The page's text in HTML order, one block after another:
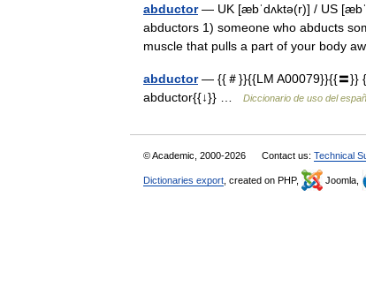
abductor— UK [æbˈdʌktə(r)] / US
abductors 1) someone who abducts
muscle that pulls a part of your body
abductor— {{＃}}{{LM A00079}}{{〓}}
abductor{{↓}} …
Diccionario de uso del
© Academic, 2000-2026 Contact us: Technical
Dictionaries export , created on PHP, Joomla,